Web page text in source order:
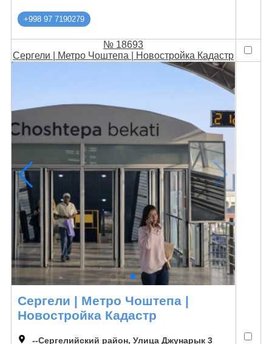
+998 97 7190279
№ 18693
Сергели | Метро Чоштепа | Новостройка Кадастр
Сергели | Метро Чоштепа |
Новостройка Кадастр
--Сергелийский район, Улица Джунарык 3